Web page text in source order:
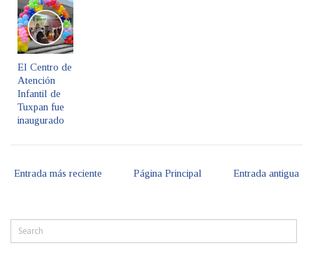
El Centro de
Atención
Infantil de
Tuxpan fue
inaugurado
Entrada más reciente Entrada antigua
Página Principal